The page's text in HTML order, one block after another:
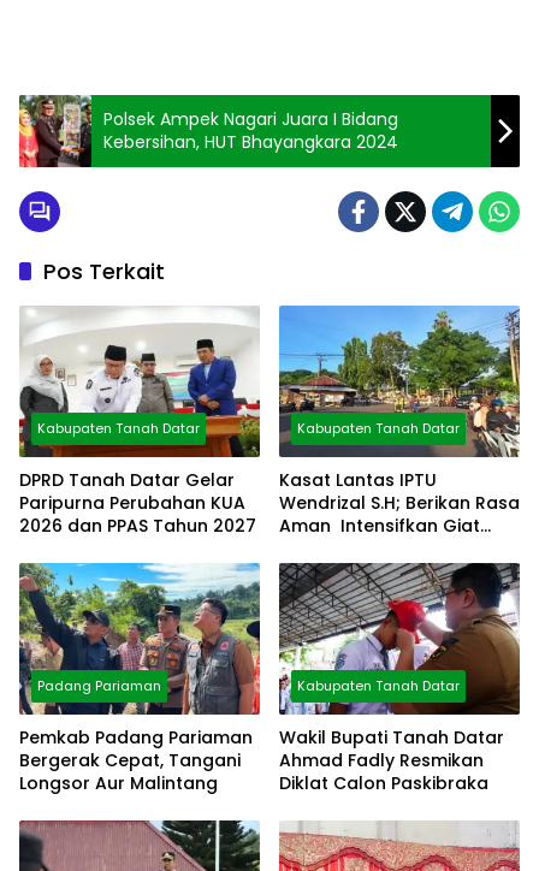
Polsek Ampek Nagari Juara I Bidang
Kebersihan, HUT Bhayangkara 2024
Pos Terkait
Kabupaten Tanah Datar
DPRD Tanah Datar Gelar
Paripurna Perubahan KUA
2026 dan PPAS Tahun 2027
Kabupaten Tanah Datar
Kasat Lantas IPTU
Wendrizal S.H; Berikan Rasa
Aman Intensifkan Giat
Padang Pariaman
Pemkab Padang Pariaman
Bergerak Cepat, Tangani
Longsor Aur Malintang
Kabupaten Tanah Datar
Wakil Bupati Tanah Datar
Ahmad Fadly Resmikan
Diklat Calon Paskibraka